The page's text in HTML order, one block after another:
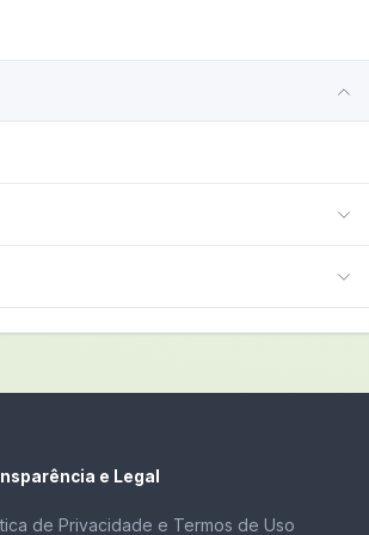
e Legal
de Privacidade e Termos de Uso